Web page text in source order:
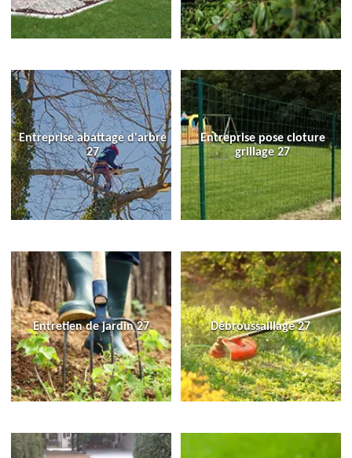
Entreprise abattage d'arbre
27
Entreprise pose cloture
grillage 27
Entretien de jardin 27 Débroussaillage 27